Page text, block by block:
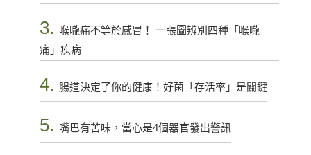
3.
喉嚨痛不等於感冒！ 一張圖辨別四種「喉嚨
痛」疾病
4. 腸道決定了你的健康！好菌「存活率」是關鍵
5. 嘴巴有苦味，當心是4個器官發出警訊